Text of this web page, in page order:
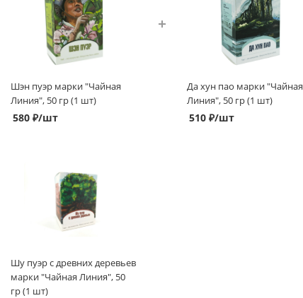
Шэн пуэр марки "Чайная
Линия", 50 гр (1 шт)
580₽/шт
Да хун пао марки "Чайная
Линия", 50 гр (1 шт)
510₽/шт
Шу пуэр с древних деревьев
марки "Чайная Линия", 50
гр (1 шт)